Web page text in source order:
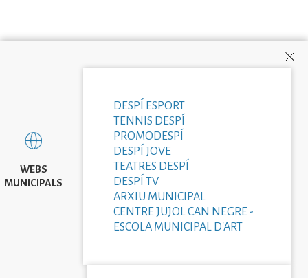
WEBS
MUNICIPALS
DESPÍ ESPORT
TENNIS DESPÍ
PROMODESPÍ
DESPÍ JOVE
TEATRES DESPÍ
DESPÍ TV
ARXIU MUNICIPAL
CENTRE JUJOL CAN NEGRE -
ESCOLA MUNICIPAL D'ART